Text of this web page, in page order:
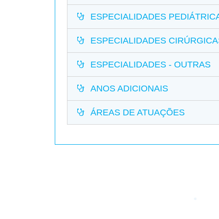
ESPECIALIDADES
ESPECIALIDADES
ESPECIALIDADES - OUTRAS
ANOS ADICIONAIS
ÁREAS DE ATUAÇÕES